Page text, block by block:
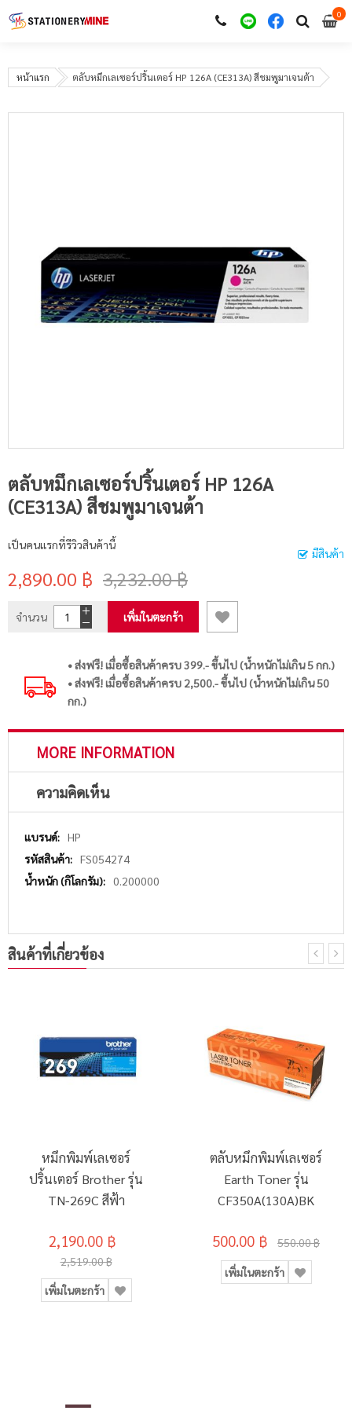
00
หน้าแรก ตลับหมึกเลเซอร์ปริ้นเตอร์ HP 126A (CE313A) สีชมพูมาเจนต้า
ตลับหมึกเลเซอร์ปริ้นเตอร์ HP 126A
(CE313A) สีชมพูมาเจนต้า
มีสินค้า
เป็นคนแรกที่รีวิวสินค้านี้
2,890.00 ฿ 3,232.00 ฿
จำนวน เพิ่มในตะกร้า
• ส่งฟรี! เมื่อซื้อสินค้าครบ 399.- ขึ้นไป (น้ำหนักไม่เกิน 5 กก.)
• ส่งฟรี! เมื่อซื้อสินค้าครบ 2,500.- ขึ้นไป (น้ำหนักไม่เกิน 50
กก.)
MORE INFORMATION
ความคิดเห็น
More
Information
HP
FS054274
0.200000
สินค้าที่เกี่ยวข้อง
หมึกพิมพ์เลเซอร์
ปริ้นเตอร์ Brother รุ่น
TN-269C สีฟ้า
2,190.00 ฿
2,519.00 ฿
เพิ่มในตะกร้า
ตลับหมึกพิมพ์เลเซอร์
Earth Toner รุ่น
CF350A(130A)BK
500.00 ฿ 550.00 ฿
เพิ่มในตะกร้า